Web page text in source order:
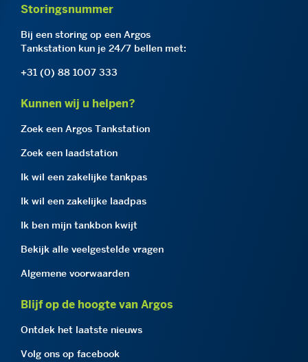
Storingsnummer
Bij een storing op een Argos
Tankstation kun je 24/7 bellen met:
+31 (0) 88 1007 333
Kunnen wij u helpen?
Zoek een Argos Tankstation
Zoek een laadstation
Ik wil een zakelijke tankpas
Ik wil een zakelijke laadpas
Ik ben mijn tankbon kwijt
Bekijk alle veelgestelde vragen
Algemene voorwaarden
Blijf op de hoogte van Argos
Ontdek het laatste nieuws
Volg ons op facebook